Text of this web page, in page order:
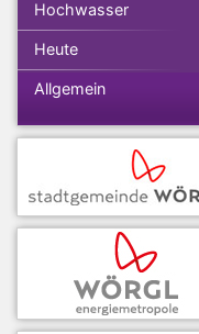
Hochwasser
Heute
Allgemein